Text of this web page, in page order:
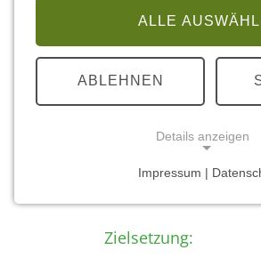
STARTSEITE ... 1
Untersuchung
Universität
Zielsetzung:
ALLE
ABLEHNEN
Details anzeigen
Funktionen und sind für die
Impressum |